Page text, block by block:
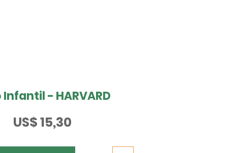
Infantil - HARVARD
US$ 15,30Preço